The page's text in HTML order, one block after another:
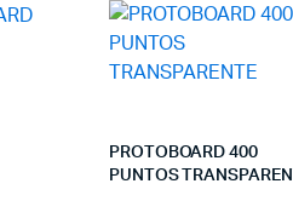
PROTOBOARD 400
PUNTOS